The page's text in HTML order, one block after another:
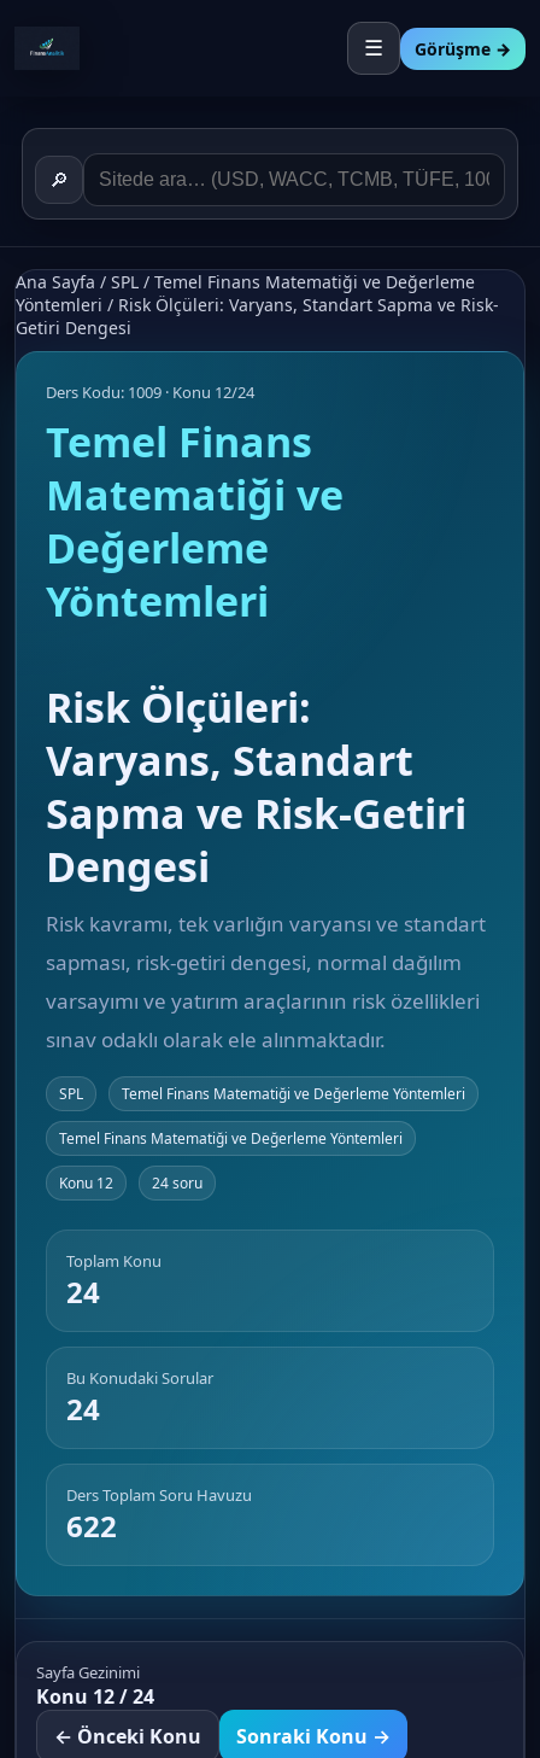
☰ Görüşme →
🔎
Ana Sayfa / SPL / Temel Finans Matematiği ve Değerleme
Yöntemleri / Risk Ölçüleri: Varyans, Standart Sapma ve Risk-
Getiri Dengesi
Ders Kodu: 1009 · Konu 12/24
Temel Finans
Matematiği ve
Değerleme
Yöntemleri
Risk Ölçüleri:
Varyans, Standart
Sapma ve Risk-Getiri
Dengesi
Risk kavramı, tek varlığın varyansı ve standart
sapması, risk-getiri dengesi, normal dağılım
varsayımı ve yatırım araçlarının risk özellikleri
sınav odaklı olarak ele alınmaktadır.
SPL Temel Finans Matematiği ve Değerleme Yöntemleri
Temel Finans Matematiği ve Değerleme Yöntemleri
Konu 12 24 soru
Toplam Konu
24
Bu Konudaki Sorular
24
Ders Toplam Soru Havuzu
622
Sayfa Gezinimi
Konu 12 / 24
← Önceki Konu
Sonraki Konu →